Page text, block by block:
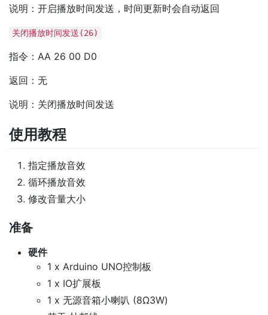
说明：开启播放时间发送，时间更新时会自动返回
关闭播放时间发送(26)
指令：AA 26 00 D0
返回：无
说明：关闭播放时间发送
使用教程
指定播放音效
循环播放音效
修改音量大小
准备
硬件
1 x Arduino UNO控制板
1 x IO扩展板
1 x 无源音箱小喇叭 (8Ω3W)